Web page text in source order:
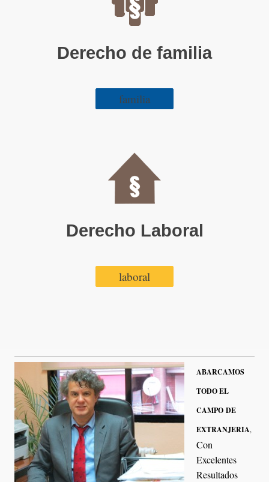
Derecho de familia
familia
Derecho Laboral
laboral
ABARCAMOS
TODO EL
CAMPO DE
EXTRANJERIA,
Con
Excelentes
Resultados